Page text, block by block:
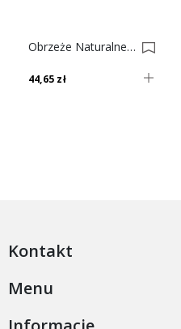
Obrzeże Naturalne Buk 0001325-0001348
44,65 zł
Kontakt
Menu